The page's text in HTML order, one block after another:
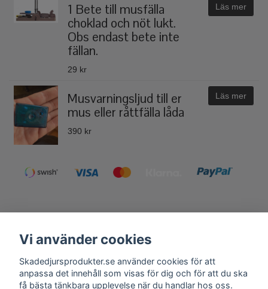
1 Bete till musfälla
choklad och nöt lukt.
Obs endast bete inte
fällan.
29 kr
Läs mer
Musvarningsljud till er
mus eller råttfälla låda
390 kr
Läs mer
Kontakt Köpvillkor
Få vårt nyhetsbrev
Anmäl
Vi använder cookies
Skadedjursprodukter.se använder cookies för att
anpassa det innehåll som visas för dig och för att du ska
få bästa tänkbara upplevelse när du handlar hos oss.